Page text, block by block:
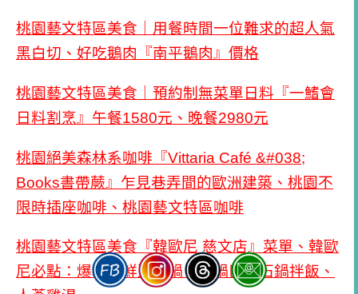
桃園藝文特區美食｜用餐時間一位難求的超人氣
黑白切、好吃鵝肉『南平鵝肉』價格
桃園藝文特區美食｜預約制無菜單日料『一鰭會
日料割烹』午餐1580元、晚餐2980元
桃園絕美森林系咖啡『Vittaria Café &#038;
Books書帶蕨』乍見巷弄間的歐洲建築、桃園不
限時插座咖啡、桃園藝文特區咖啡
桃園藝文特區美食『韓歐尼 慈文店』菜單、韓歐
尼必點：爆料海鮮豆腐鍋、有鍋巴的石鍋拌飯、